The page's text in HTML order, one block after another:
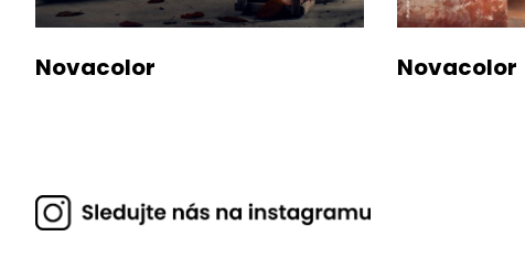
Novacolor Novacolor